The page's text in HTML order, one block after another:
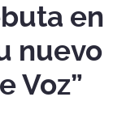
en
nuevo
Voz”